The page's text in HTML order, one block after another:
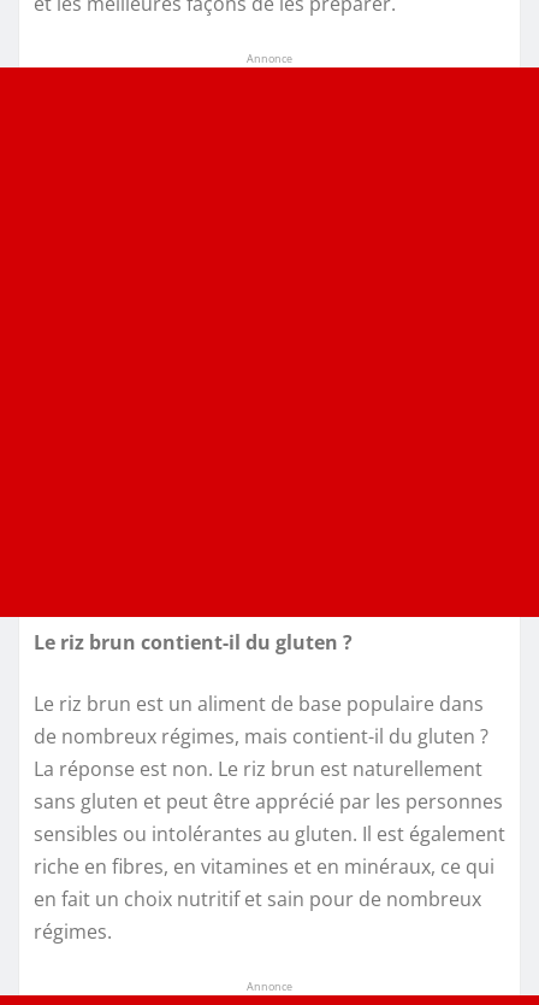
Annonce
Le riz brun contient-il du gluten ?
Le riz brun est un aliment de base populaire dans
de nombreux régimes, mais contient-il du gluten ?
La réponse est non. Le riz brun est naturellement
sans gluten et peut être apprécié par les personnes
sensibles ou intolérantes au gluten. Il est également
riche en fibres, en vitamines et en minéraux, ce qui
en fait un choix nutritif et sain pour de nombreux
régimes.
Annonce